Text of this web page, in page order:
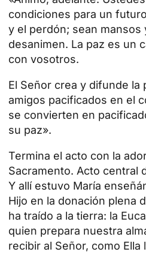
condiciones para un
y el perdón; sean mansos
desanimen. La paz es un
con vosotros.
El Señor crea y difunde la
amigos pacificados en el
se convierten en
su paz».
Termina el acto con la
Sacramento. Acto central
Y allí estuvo María
Hijo en la donación plena
ha traído a la tierra: la
quien prepara nuestra
recibir al Señor, como Ella